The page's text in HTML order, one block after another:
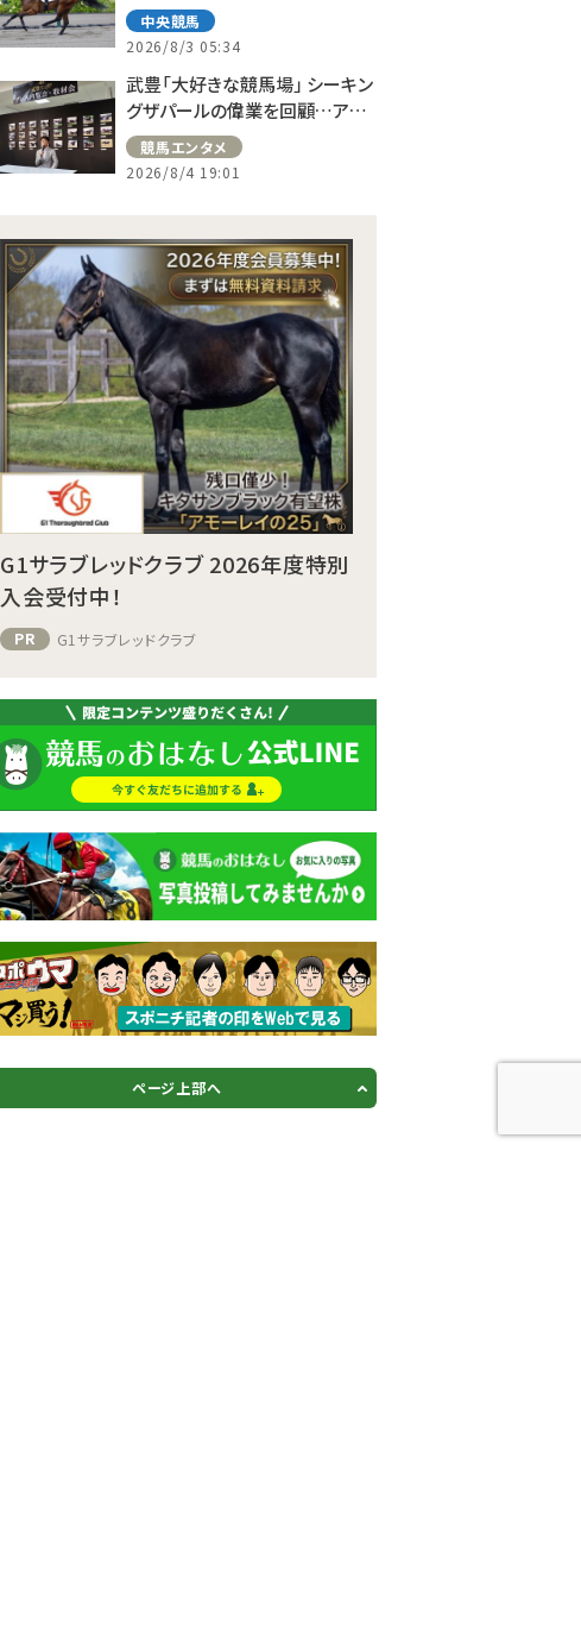
中央競馬
2026/8/3 05:34
武豊「大好きな競馬場」 シーキン
グザパールの偉業を回顧…アス
コット、ドーヴィルへの思い語る
競馬エンタメ
2026/8/4 19:01
G1サラブレッドクラブ 2026年度特別
入会受付中！
PR G1サラブレッドクラブ
ページ上部へ